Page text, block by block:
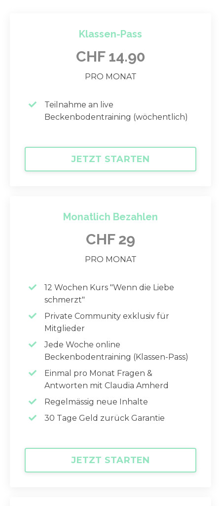
Klassen-Pass
CHF 14.90
PRO MONAT
Teilnahme an live
Beckenbodentraining (wöchentlich)
JETZT STARTEN
Monatlich Bezahlen
CHF 29
PRO MONAT
12 Wochen Kurs "Wenn die Liebe
schmerzt"
Private Community exklusiv für
Mitglieder
Jede Woche online
Beckenbodentraining (Klassen-Pass)
Einmal pro Monat Fragen &
Antworten mit Claudia Amherd
Regelmässig neue Inhalte
30 Tage Geld zurück Garantie
JETZT STARTEN